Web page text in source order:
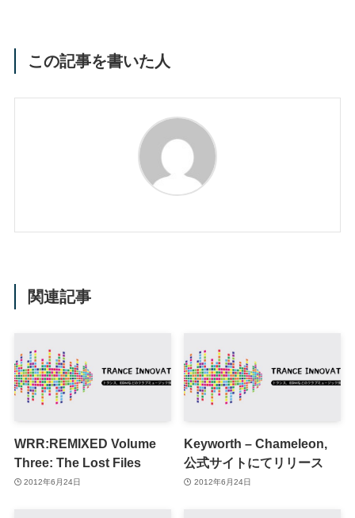
この記事を書いた人
関連記事
WRR:REMIXED Volume
Three: The Lost Files
2012年6月24日
Keyworth – Chameleon,
公式サイトにてリリース
2012年6月24日